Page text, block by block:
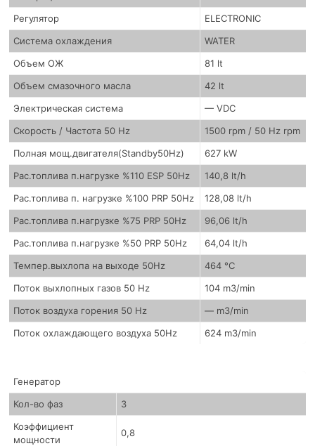
Регулятор
ELECTRONIC
Система охлаждения
WATER
Объем ОЖ
81 lt
Объем смазочного масла
42 lt
Электрическая система
— VDC
Скорость / Частота 50 Hz
1500 rpm / 50 Hz rpm
Полная мощ.двигателя(Standby50Hz)
627 kW
Рас.топлива п.нагрузке %110 ESP 50Hz
140,8 lt/h
Рас.топлива п. нагрузке %100 PRP 50Hz
128,08 lt/h
Рас.топлива п.нагрузке %75 PRP 50Hz
96,06 lt/h
Рас.топлива п.нагрузке %50 PRP 50Hz
64,04 lt/h
Темпер.выхлопа на выходе 50Hz
464 °C
Поток выхлопных газов 50 Hz
104 m3/min
Поток воздуха горения 50 Hz
— m3/min
Поток охлаждающего воздуха 50Hz
624 m3/min
Генератор
Кол-во фаз
3
Коэффициент
мощности
0,8